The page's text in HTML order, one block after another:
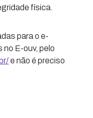
física.
para o e-
no E-ouv, pelo
e não é preciso